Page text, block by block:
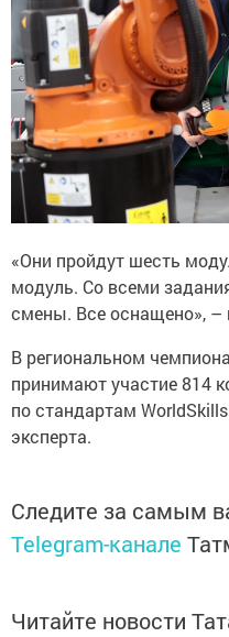
«Они пройдут шесть
модуль. Со всеми
смены. Все оснащено», –
В региональном
принимают участие 814
по стандартам
эксперта.
Следите за самым
Telegram-канале
Читайте новости